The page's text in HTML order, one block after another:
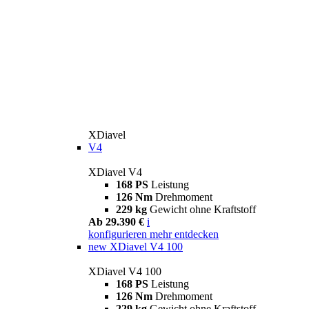
XDiavel
V4
XDiavel V4
168 PS Leistung
126 Nm Drehmoment
229 kg Gewicht ohne Kraftstoff
Ab 29.390 € i
konfigurieren mehr entdecken
new XDiavel V4 100
XDiavel V4 100
168 PS Leistung
126 Nm Drehmoment